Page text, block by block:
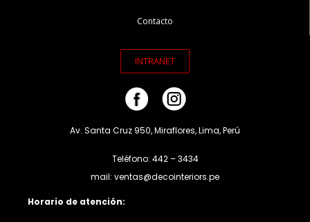
Contacto
INTRANET
Av. Santa Cruz 950, Miraflores, Lima, Perú
Teléfono: 442 – 3434
mail: ventas@decointeriors.pe
Horario de atención: